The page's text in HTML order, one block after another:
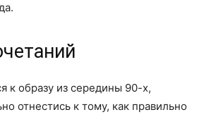
к образу из середины 90-х,
отнестись к тому, как правильно